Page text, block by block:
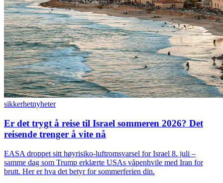
sikkerhetnyheter
Er det trygt å reise til Israel sommeren 2026? Det
reisende trenger å vite nå
EASA droppet sitt høyrisiko-luftromsvarsel for Israel 8. juli –
samme dag som Trump erklærte USAs våpenhvile med Iran for
brutt. Her er hva det betyr for sommerferien din.